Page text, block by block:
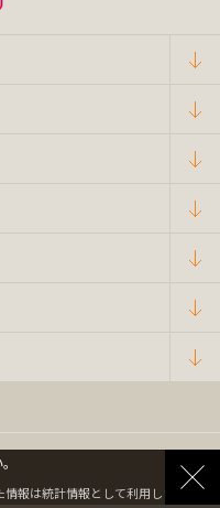
報は統計情報として利用します。